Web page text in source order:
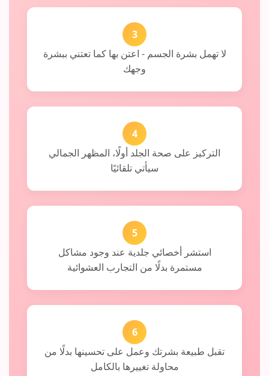
3
لا تهمل بشرة الجسم - اعتن بها كما تعتني ببشرة
وجهك
4
التركيز على صحة الجلد أولًا، المظهر الجمالي
سيأتي تلقائيًا
5
استشر أخصائي جلدية عند وجود مشاكل
مستمرة بدلًا من التجارب العشوائية
6
تقبل طبيعة بشرتك وعمل على تحسينها بدلًا من
محاولة تغييرها بالكامل